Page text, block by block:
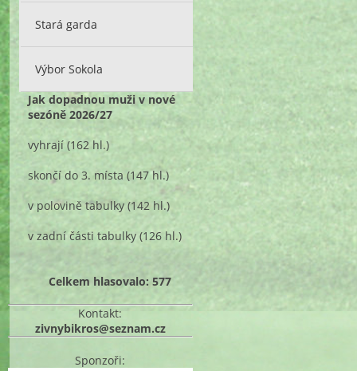
Stará garda
Výbor Sokola
Jak dopadnou muži v nové
sezóně 2026/27
vyhrají (162 hl.)
skončí do 3. místa (147 hl.)
v polovině tabulky (142 hl.)
v zadní části tabulky (126 hl.)
Celkem hlasovalo: 577
Kontakt:
zivnybikros@seznam.cz
Sponzoři: